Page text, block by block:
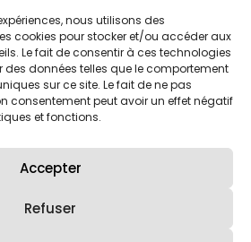
nous utilisons des
cookies pour stocker et/ou accéder aux
Le fait de consentir à ces technologies
des données telles que le comportement
sur ce site. Le fait de ne pas
consentement peut avoir un effet négatif
et fonctions.
Accepter
Refuser
Boutique
À propos
Contact